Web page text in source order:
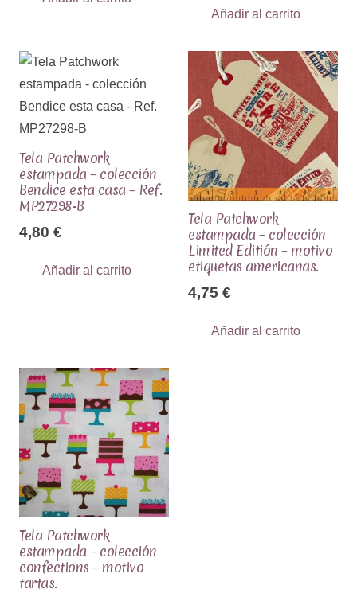
Añadir al carrito
Tela Patchwork
estampada – colección
Bendice esta casa – Ref.
MP27298-B
4,80 €
Añadir al carrito
Tela Patchwork
estampada – colección
Limited Editión – motivo
etiquetas americanas.
4,75 €
Añadir al carrito
Tela Patchwork
estampada – colección
confections – motivo
tartas.